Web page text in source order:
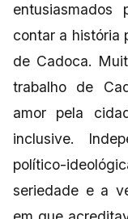
contar a história
de Cadoca.
trabalho de
amor pela
inclusive.
político-
seriedade e a